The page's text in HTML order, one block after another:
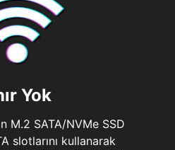
Yok
M.2 SATA/NVMe SSD
slotlarını kullanarak